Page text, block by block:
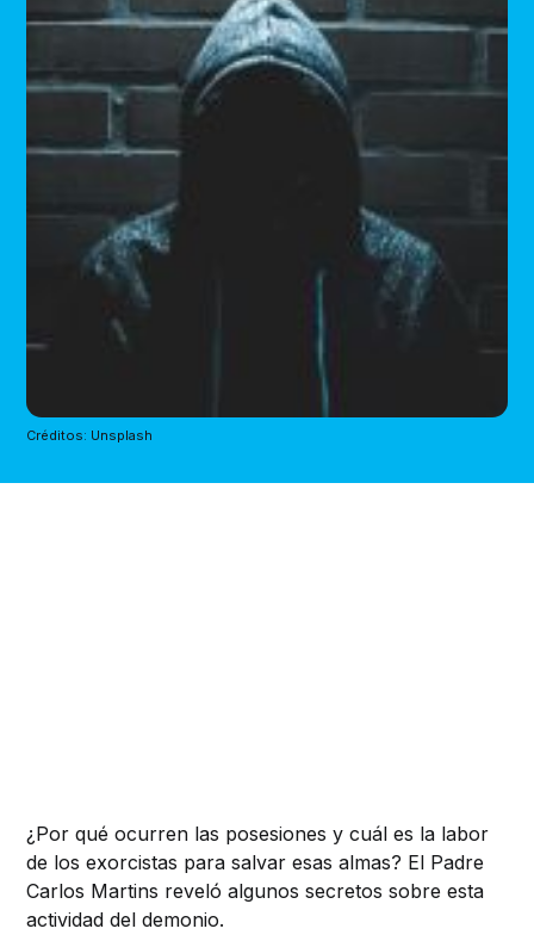
Créditos: Unsplash
¿Por qué ocurren las posesiones y cuál es la labor
de los exorcistas para salvar esas almas? El Padre
Carlos Martins reveló algunos secretos sobre esta
actividad del demonio.